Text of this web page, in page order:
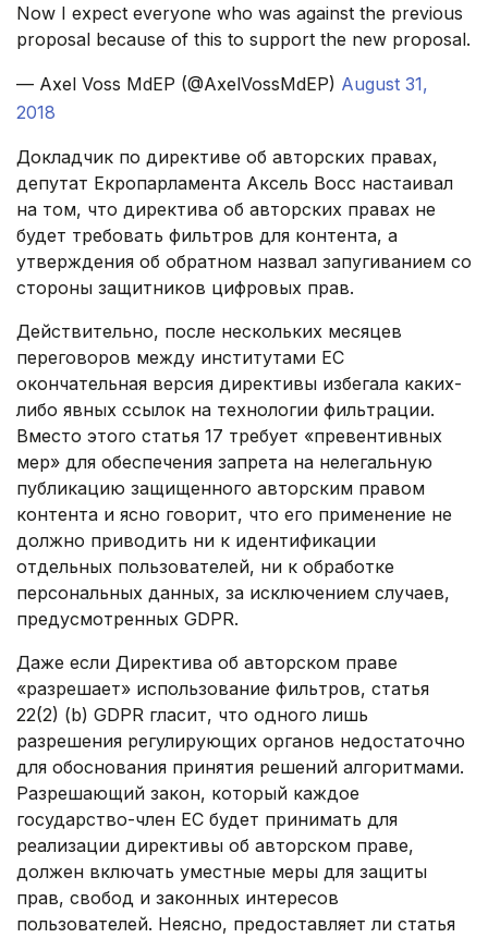
Now I expect everyone who was against the previous
proposal because of this to support the new proposal.
— Axel Voss MdEP (@AxelVossMdEP) August 31,
2018
Докладчик по директиве об авторских правах,
депутат Екропарламента Аксель Восс настаивал
на том, что директива об авторских правах не
будет требовать фильтров для контента, а
утверждения об обратном назвал запугиванием со
стороны защитников цифровых прав.
Действительно, после нескольких месяцев
переговоров между институтами ЕС
окончательная версия директивы избегала каких-
либо явных ссылок на технологии фильтрации.
Вместо этого статья 17 требует «превентивных
мер» для обеспечения запрета на нелегальную
публикацию защищенного авторским правом
контента и ясно говорит, что его применение не
должно приводить ни к идентификации
отдельных пользователей, ни к обработке
персональных данных, за исключением случаев,
предусмотренных GDPR.
Даже если Директива об авторском праве
«разрешает» использование фильтров, статья
22(2) (b) GDPR гласит, что одного лишь
разрешения регулирующих органов недостаточно
для обоснования принятия решений алгоритмами.
Разрешающий закон, который каждое
государство-член ЕС будет принимать для
реализации директивы об авторском праве,
должен включать уместные меры для защиты
прав, свобод и законных интересов
пользователей. Неясно, предоставляет ли статья